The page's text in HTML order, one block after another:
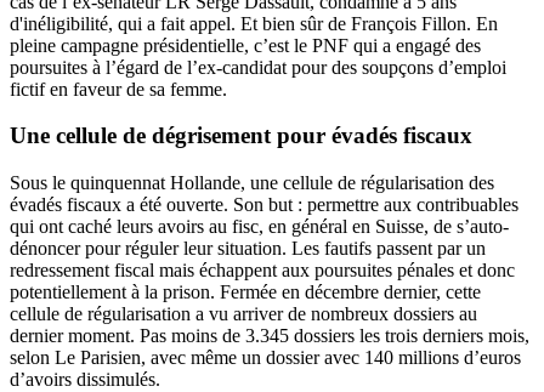
d'inéligibilité, qui a fait appel. Et bien sûr de François Fillon. En
pleine campagne présidentielle, c’est le PNF qui a engagé des
poursuites à l’égard de l’ex-candidat pour des soupçons d’emploi
fictif en faveur de sa femme.
Une cellule de dégrisement pour évadés fiscaux
Sous le quinquennat Hollande, une cellule de régularisation des
évadés fiscaux a été ouverte. Son but : permettre aux contribuables
qui ont caché leurs avoirs au fisc, en général en Suisse, de s’auto-
dénoncer pour réguler leur situation. Les fautifs passent par un
redressement fiscal mais échappent aux poursuites pénales et donc
potentiellement à la prison. Fermée en décembre dernier, cette
cellule de régularisation a vu arriver de nombreux dossiers au
dernier moment. Pas moins de 3.345 dossiers les trois derniers mois,
selon Le Parisien, avec même un dossier avec 140 millions d’euros
d’avoirs dissimulés.